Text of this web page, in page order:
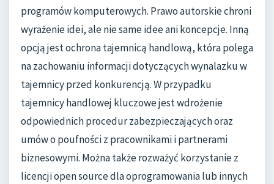
programów komputerowych. Prawo autorskie chroni
wyrażenie idei, ale nie same idee ani koncepcje. Inną
opcją jest ochrona tajemnicą handlową, która polega
na zachowaniu informacji dotyczących wynalazku w
tajemnicy przed konkurencją. W przypadku
tajemnicy handlowej kluczowe jest wdrożenie
odpowiednich procedur zabezpieczających oraz
umów o poufności z pracownikami i partnerami
biznesowymi. Można także rozważyć korzystanie z
licencji open source dla oprogramowania lub innych